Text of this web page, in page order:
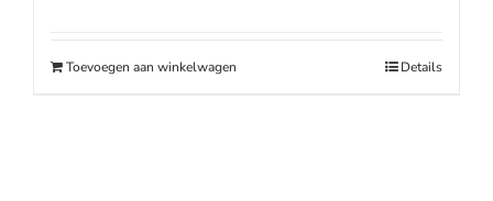
Toevoegen aan winkelwagen Details